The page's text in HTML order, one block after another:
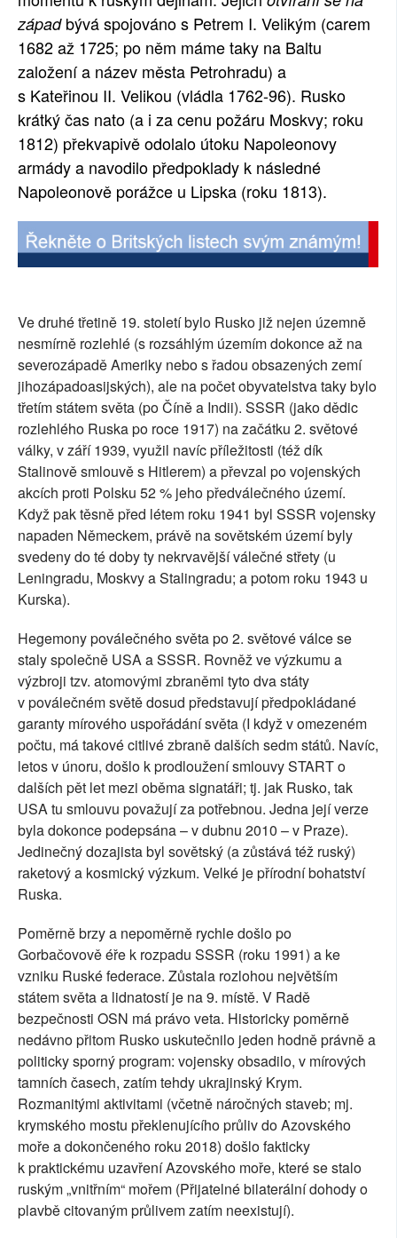
SOCIÁLNÍ SÍTĚ
RUBRIKY
PLNÁ VERZE STRÁNEK
západbývá spojováno s Petrem I. Velikým (carem
1682 až 1725; po něm máme taky na Baltu
založení a název města Petrohradu) a
s Kateřinou II. Velikou (vládla 1762-96). Rusko
krátký čas nato (a i za cenu požáru Moskvy; roku
1812) překvapivě odolalo útoku Napoleonovy
armády a navodilo předpoklady k následné
Napoleonově porážce u Lipska (roku 1813).
Ve druhé třetině 19. století bylo Rusko již nejen územně
nesmírně rozlehlé (s rozsáhlým územím dokonce až na
severozápadě Ameriky nebo s řadou obsazených zemí
jihozápadoasijských), ale na počet obyvatelstva taky bylo
třetím státem světa (po Číně a Indii). SSSR (jako dědic
rozlehlého Ruska po roce 1917) na začátku 2. světové
války, v září 1939, využil navíc příležitosti (též dík
Stalinově smlouvě s Hitlerem) a převzal po vojenských
akcích proti Polsku 52 % jeho předválečného území.
Když pak těsně před létem roku 1941 byl SSSR vojensky
napaden Německem, právě na sovětském území byly
svedeny do té doby ty nekrvavější válečné střety (u
Leningradu, Moskvy a Stalingradu; a potom roku 1943 u
Kurska).
Hegemony poválečného světa po 2. světové válce se
staly společně USA a SSSR. Rovněž ve výzkumu a
výzbroji tzv. atomovými zbraněmi tyto dva státy
v poválečném světě dosud představují předpokládané
garanty mírového uspořádání světa (I když v omezeném
počtu, má takové citlivé zbraně dalších sedm států. Navíc,
letos v únoru, došlo k prodloužení smlouvy START o
dalších pět let mezi oběma signatáři; tj. jak Rusko, tak
USA tu smlouvu považují za potřebnou. Jedna její verze
byla dokonce podepsána – v dubnu 2010 – v Praze).
Jedinečný dozajista byl sovětský (a zůstává též ruský)
raketový a kosmický výzkum. Velké je přírodní bohatství
Ruska.
Poměrně brzy a nepoměrně rychle došlo po
Gorbačovově éře k rozpadu SSSR (roku 1991) a ke
vzniku Ruské federace. Zůstala rozlohou největším
státem světa a lidnatostí je na 9. místě. V Radě
bezpečnosti OSN má právo veta. Historicky poměrně
nedávno přitom Rusko uskutečnilo jeden hodně právně a
politicky sporný program: vojensky obsadilo, v mírových
tamních časech, zatím tehdy ukrajinský Krym.
Rozmanitými aktivitami (včetně náročných staveb; mj.
krymského mostu překlenujícího průliv do Azovského
moře a dokončeného roku 2018) došlo fakticky
k praktickému uzavření Azovského moře, které se stalo
ruským „vnitřním“ mořem (Přijatelné bilaterální dohody o
plavbě citovaným průlivem zatím neexistují).